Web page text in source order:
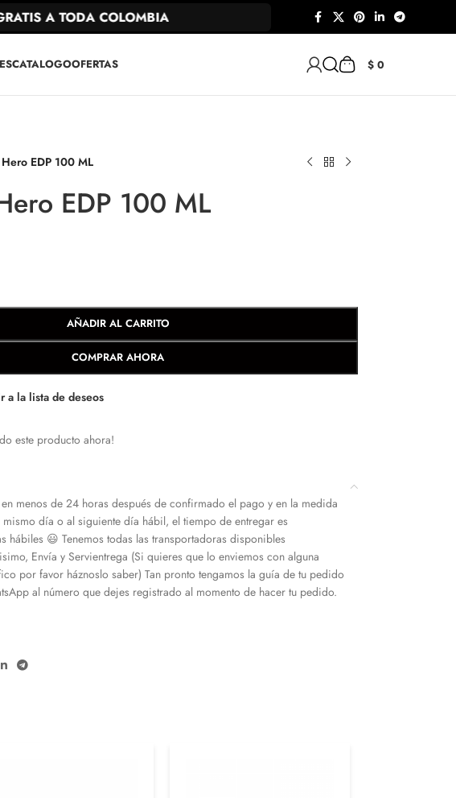
A TODA COLOMBIA
CATALOGOOFERTAS $0
EDP 100 ML
EDP 100 ML
AÑADIR AL CARRITO
COMPRAR AHORA
a la lista de deseos
este producto ahora!
menos de 24 horas después de confirmado el pago y en la medida
día o al siguiente día hábil, el tiempo de entregar es
hábiles 😃 Tenemos todas las transportadoras disponibles
Envía y Servientrega (Si quieres que lo enviemos con alguna
por favor háznoslo saber) Tan pronto tengamos la guía de tu pedido
al número que dejes registrado al momento de hacer tu pedido.